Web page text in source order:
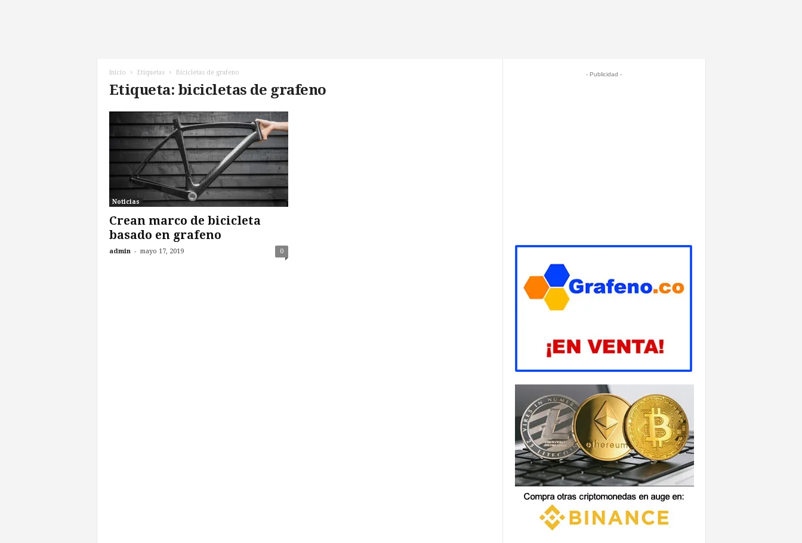
Inicio Etiquetas Bicicletas de grafeno
Etiqueta: bicicletas de grafeno
Noticias
Crean marco de bicicleta
basado en grafeno
admin - mayo 17, 2019 0
- Publicidad -